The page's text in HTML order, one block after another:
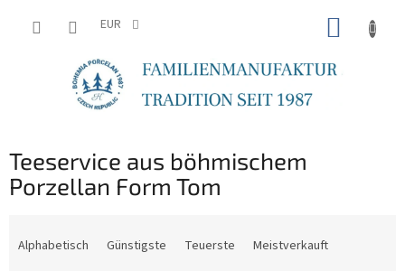
EUR
Teeservice aus böhmischem
Porzellan Form Tom
Alphabetisch Günstigste Teuerste Meistverkauft